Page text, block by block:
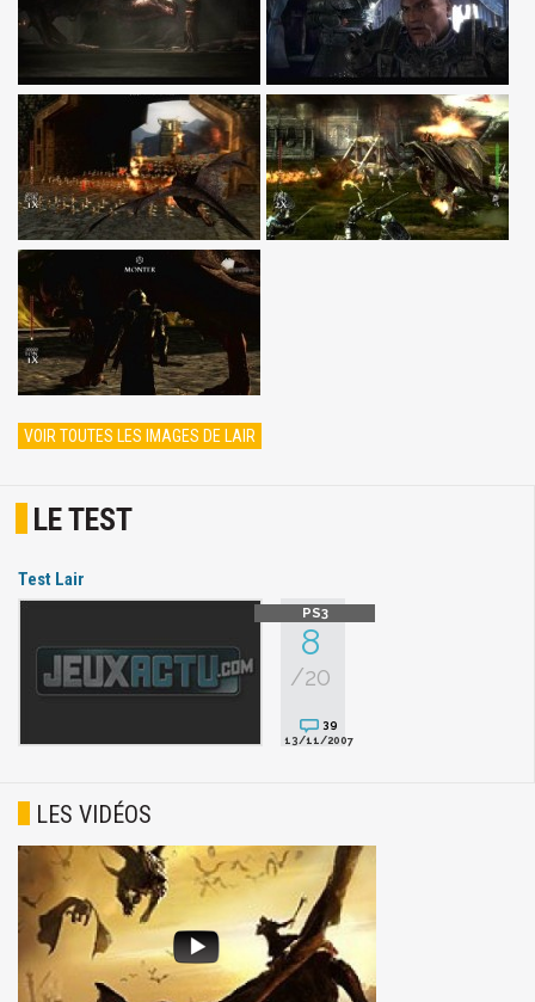
VOIR TOUTES LES IMAGES DE LAIR
LE TEST
Test Lair
8
/20
39
13/11/2007
LES VIDÉOS